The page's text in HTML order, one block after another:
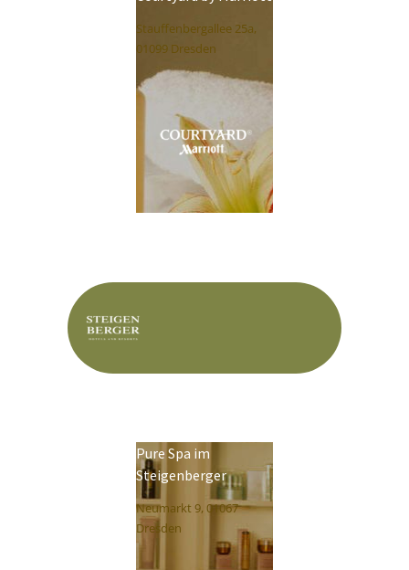
Stauffenbergallee 25a,
01099 Dresden
Pure Spa im
Steigenberger
Neumarkt 9, 01067
Dresden